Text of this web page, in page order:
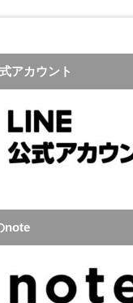
アカウント
note